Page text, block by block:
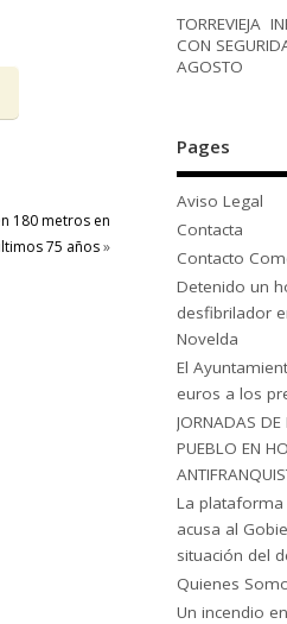
180 metros en
75 años»
TORREVIEJA
CON
AGOSTO
Pages
Aviso Legal
Contacta
Contacto
Detenido un
desfibrilador
Novelda
El
euros a los
JORNADAS
PUEBLO EN
La plataforma
acusa al
situación del
Quienes
Un incendio